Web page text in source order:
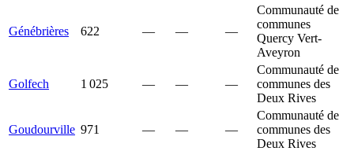
Génébrières 622 — — —
Communauté de
communes
Quercy Vert-
Aveyron
Golfech 1 025 — — —
Communauté de
communes des
Deux Rives
Goudourville 971 — — —
Communauté de
communes des
Deux Rives